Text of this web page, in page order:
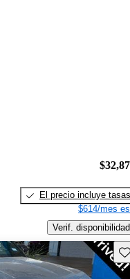
El precio incluye tasas
$614/mes
Verif. disponibilidad